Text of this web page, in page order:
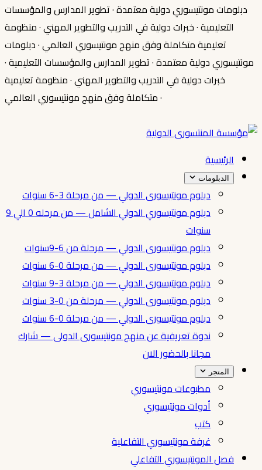
دبلومات مونتيسوري دولية معتمدة·تطوير المدارس والمؤسسات
التعليمية·خبرات دولية في التدريب والتطوير المهني·منظومة
تعليمية متكاملة وفق منهج مونتيسوري العالمي·دبلومات
مونتيسوري دولية معتمدة·تطوير المدارس والمؤسسات التعليمية·
خبرات دولية في التدريب والتطوير المهني·منظومة تعليمية
متكاملة وفق منهج مونتيسوري العالمي·
الرئيسية
الدبلومات
دبلوم مونتيسورى الدولي — من مرحلة 3-6 سنوات
دبلوم مونتيسوري الدولي الشامل — من مرحله 0 الي 9
سنوات
دبلوم مونتيسورى الدولي — مرحلة من 6-9سنوات
دبلوم مونتيسورى الدولي — من مرحلة 0-6 سنوات
دبلوم مونتيسورى الدولي — من مرحلة 3-9 سنوات
دبلوم مونتيسورى الدولي — مرحلة من 0-3 سنوات
دبلوم مونتيسورى الدولي — من مرحلة 0-6 سنوات
ندوة تعريفية عن منهج مونتيسورى الدولى — شارك
مجانا بالحضور الان
المتجر
مطبوعات مونتيسوري
أدوات مونتيسوري
كتب
غرفة مونتيسوري التفاعلية
فصل المونتيسوري التفاعلي